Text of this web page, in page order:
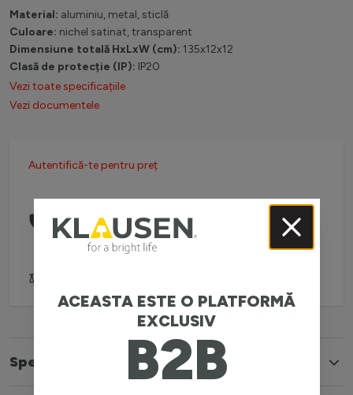
Material: aluminiu, metal, sticlă
Culoare: nichel satinat, transparent
Dimensiune totală HxLxW (cm): 135x12x12
Clasă de protecție (IP): IP20
Vezi toate specificațiile
Vezi documentele
Autentifică-te pentru preț
0738 757 210
(L-V: 08:30-16:00)
Specificatii
ACEASTA ESTE O PLATFORMĂ
EXCLUSIV
B2B